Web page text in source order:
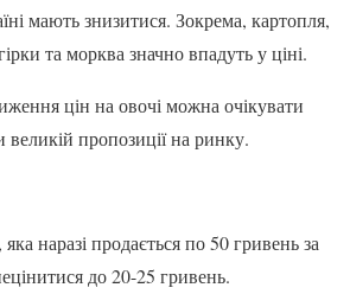
мають знизитися. Зокрема, картопля,
та морква значно впадуть у ціні.
цін на овочі можна очікувати
великій пропозиції на ринку.
наразі продається по 50 гривень за
до 20-25 гривень.